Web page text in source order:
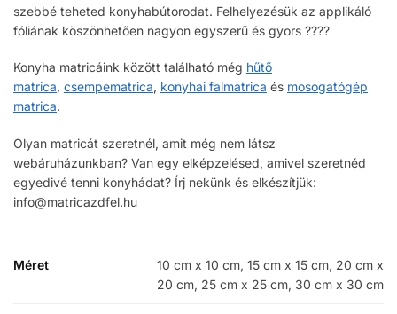
szebbé teheted konyhabútorodat. Felhelyezésük az applikáló
fóliának köszönhetően nagyon egyszerű és gyors ????
Konyha matricáink között található még hűtő
matrica, csempematrica, konyhai falmatrica és mosogatógép
matrica.
Olyan matricát szeretnél, amit még nem látsz
webáruházunkban? Van egy elképzelésed, amivel szeretnéd
egyedivé tenni konyhádat? Írj nekünk és elkészítjük:
info@matricazdfel.hu
Méret
10 cm x 10 cm, 15 cm x 15 cm, 20 cm x
20 cm, 25 cm x 25 cm, 30 cm x 30 cm